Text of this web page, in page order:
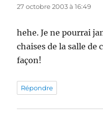
27 octobre 2003 à 16:49
hehe. Je ne pourrai
chaises de la salle de
façon!
Répondre